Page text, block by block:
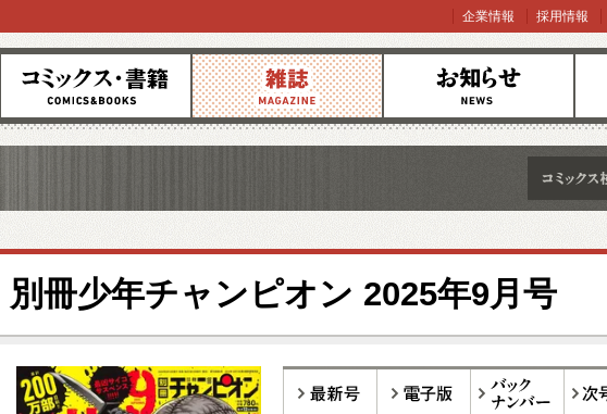
コミックス 雑誌 お知らせ オン
企業情報 採用情報
別冊少年チャンピオン 2025年9月号